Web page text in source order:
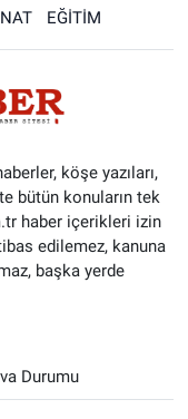
EĞİTİM
köşe yazıları,
bütün konuların tek
haber içerikleri izin
edilemez, kanuna
başka yerde
Durumu